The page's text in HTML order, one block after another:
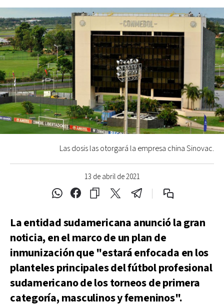
13 de abril de 2021
Las dosis las otorgará la empresa china Sinovac.
La entidad sudamericana anunció la gran
noticia, en el marco de un plan de
inmunización que "estará enfocada en los
planteles principales del fútbol profesional
sudamericano de los torneos de primera
categoría, masculinos y femeninos".